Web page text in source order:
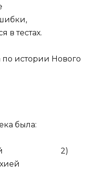
в тестах.
по истории Нового
была:
2)